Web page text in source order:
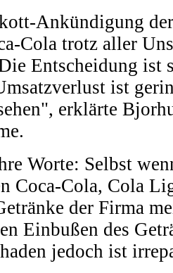
Ankündigung
Cola trotz aller
Entscheidung ist
ist
erklärte
Worte: Selbst
Coca-Cola, Cola
der Firma
Einbußen des
jedoch ist